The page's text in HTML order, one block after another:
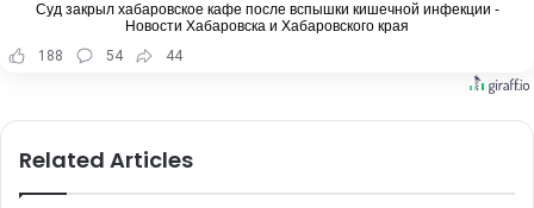
Суд закрыл хабаровское кафе после вспышки кишечной инфекции -
Новости Хабаровска и Хабаровского края
188
54 44
Related Articles